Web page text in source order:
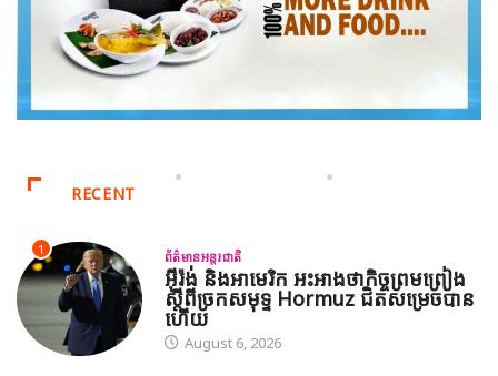
RECENT
1 ព័ត៌មានអន្តរជាតិ
អ៊ីរ៉ង់ និងអាមេរិក អះអាងថាកិច្ចព្រមព្រៀង
ស្តីពីច្រកសមុទ្ទ Hormuz ជិតសម្រេចបាន
ហើយ
August 6, 2026